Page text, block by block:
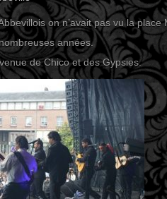
on n’avait pas vu la
années.
de Chico et des Gypsies.